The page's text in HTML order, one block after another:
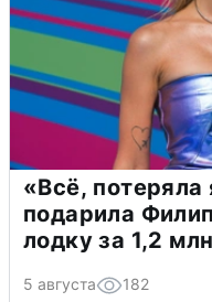
«Всё,
подарила
лодку за 1,2
5 августа 182